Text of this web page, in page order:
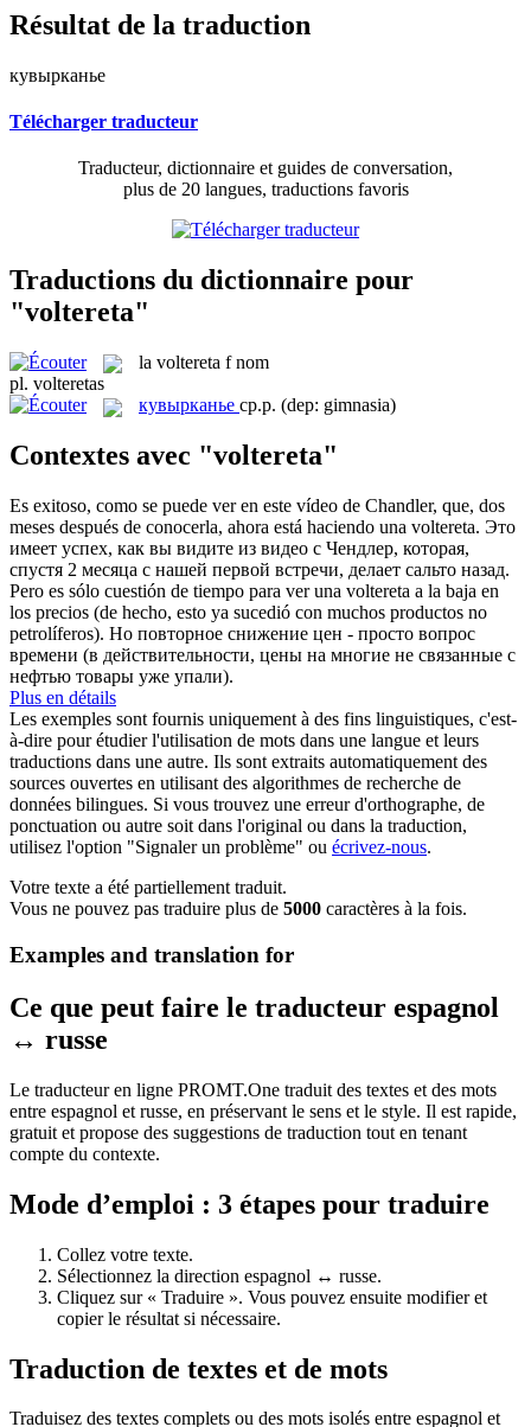
Résultat de la traduction
кувырканье
Télécharger traducteur
Traducteur, dictionnaire et guides de conversation,
plus de 20 langues, traductions favoris
Traductions du dictionnaire pour
"voltereta"
la voltereta f nom
pl. volteretas
кувырканье ср.р. (dep: gimnasia)
Contextes avec "voltereta"
Es exitoso, como se puede ver en este vídeo de Chandler, que, dos
meses después de conocerla, ahora está haciendo una voltereta. Это
имеет успех, как вы видите из видео с Чендлер, которая,
спустя 2 месяца с нашей первой встречи, делает сальто назад.
Pero es sólo cuestión de tiempo para ver una voltereta a la baja en
los precios (de hecho, esto ya sucedió con muchos productos no
petrolíferos). Но повторное снижение цен - просто вопрос
времени (в действительности, цены на многие не связанные с
нефтью товары уже упали).
Plus en détails
Les exemples sont fournis uniquement à des fins linguistiques, c'est-
à-dire pour étudier l'utilisation de mots dans une langue et leurs
traductions dans une autre. Ils sont extraits automatiquement des
sources ouvertes en utilisant des algorithmes de recherche de
données bilingues. Si vous trouvez une erreur d'orthographe, de
ponctuation ou autre soit dans l'original ou dans la traduction,
utilisez l'option "Signaler un problème" ou écrivez-nous.
Votre texte a été partiellement traduit.
Vous ne pouvez pas traduire plus de 5000 caractères à la fois.
Examples and translation for
Ce que peut faire le traducteur espagnol
↔ russe
Le traducteur en ligne PROMT.One traduit des textes et des mots
entre espagnol et russe, en préservant le sens et le style. Il est rapide,
gratuit et propose des suggestions de traduction tout en tenant
compte du contexte.
Mode d’emploi : 3 étapes pour traduire
Collez votre texte.
Sélectionnez la direction espagnol ↔ russe.
Cliquez sur « Traduire ». Vous pouvez ensuite modifier et
copier le résultat si nécessaire.
Traduction de textes et de mots
Traduisez des textes complets ou des mots isolés entre espagnol et